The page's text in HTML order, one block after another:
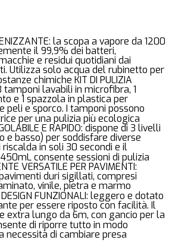
la scopa a vapore da 1200
il 99,9% dei batteri,
e residui quotidiani dai
Utilizza solo acqua del rubinetto per
chimiche KIT DI PULIZIA
tamponi lavabili in microfibra, 1
e 1 spazzola in plastica per
e sporco. I tamponi possono
per una pulizia più ecologica
E RAPIDO: dispone di 3 livelli
e basso) per soddisfare diverse
riscalda in soli 30 secondi e il
consente sessioni di pulizia
VERSATILE PER PAVIMENTI:
duri sigillati, compresi
vinile, pietra e marmo
DESIGN FUNZIONALI: leggero e dotato
per essere riposto con facilità. Il
extra lungo da 6m, con gancio per la
di riporre tutto in modo
necessità di cambiare presa